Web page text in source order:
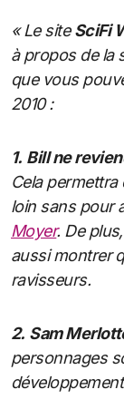
« Le siteSciFi
à propos de la
que vous
2010 :
1. Bill ne
Cela
loin sans pour
Moyer. De
aussi montrer
ravisseurs.
2. Sam
personnages